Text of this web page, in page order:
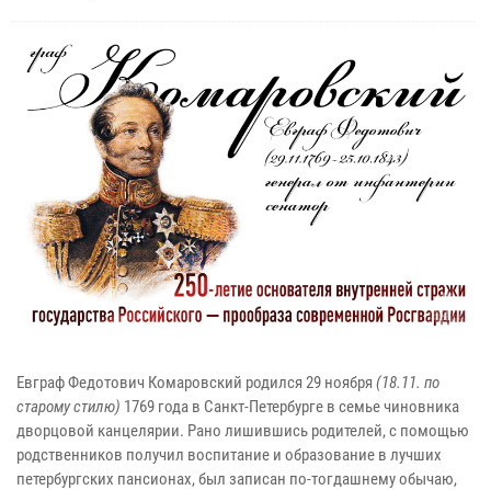
Евграф Федотович Комаровский родился 29 ноября (18.11. по
старому стилю) 1769 года в Санкт-Петербурге в семье чиновника
дворцовой канцелярии. Рано лишившись родителей, с помощью
родственников получил воспитание и образование в лучших
петербургских пансионах, был записан по-тогдашнему обычаю,